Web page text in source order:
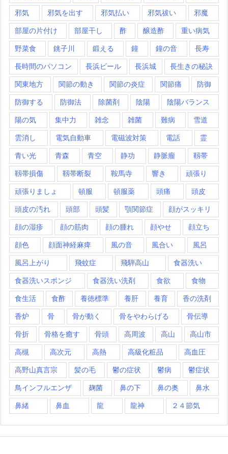
邪気 邪気を出す 邪気払い 邪気祓い 邪魔
部屋の片付け 部屋干し 酢 醸造酢 重い病気
野菜食 銚子川 鍛える 鐘 鐘の音 長寿
長時間のパソコン 長浜ビール 長浜城 長生きの秘訣
関東地方 関節の動き 関節の炎症 関節痛 防御
防御する 防御法 除菌剤 陰陽 陰陽バランス
陽の気 集中力 雑念 雑菌 難病 雪道
雲消し 電気自動車 電磁波対策 電話 霊
青い光 青森 青空 静功 静脈瘤 靱帯
靱帯損傷 靱帯断裂 鞍馬寺 響き 頑張り
頑張りましょ 頓服 頓服薬 頭痛 頭皮
頭皮の汚れ 頭部 頭髪 顎関節症 顔がスッキリ
顔の湿疹 顔の筋肉 顔の腫れ 顔やせ 顔立ち
顔色 顔面神経麻痺 風の音 風合い 風呂
風呂上がり 飛蚊症 飛騨高山 食器洗い
食器洗いスポンジ 食器洗い洗剤 食欲 食物
食生活 食酢 養徳標準 養肝 養育 香の洗剤
香炉 骨 骨が動く 骨をやわらげる 骨伝導
骨折 骨格を癒す 骨頭 高周波 高山 高山市
高槻 高次元 高熱 高級化粧品 高血圧
高野山真言宗 髪の毛 鬱の症状 鬱病 鬱症状
鳥インフルエンザ 麹菌 鼻の下 鼻の奥 鼻水
鼻緒 鼻血 龍 龍神 ２４節気